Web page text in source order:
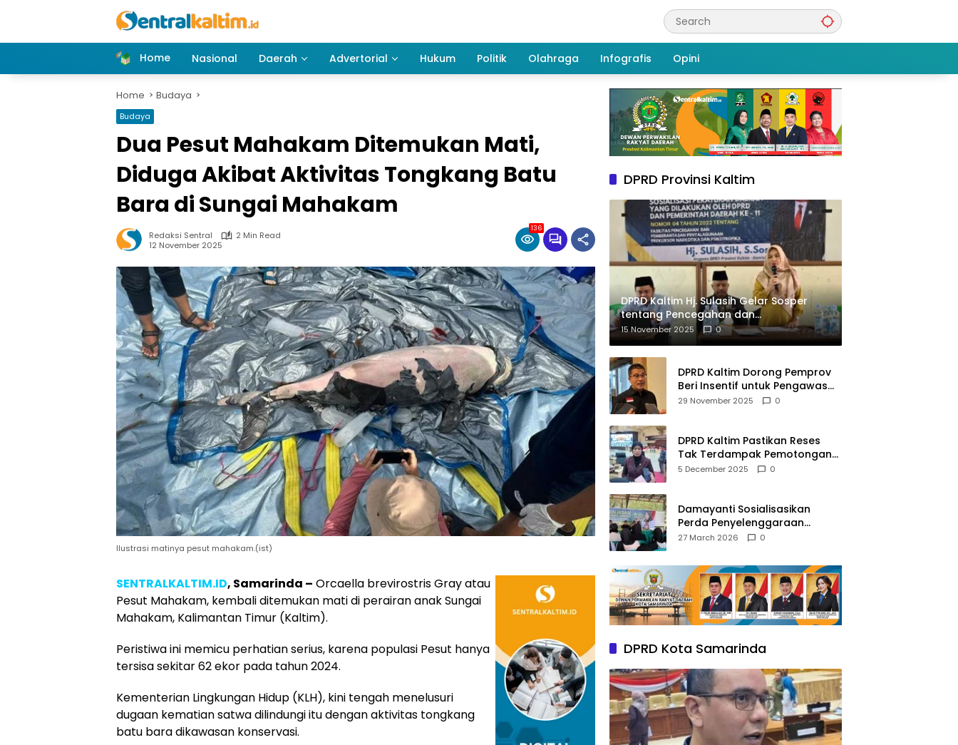
Home
Nasional Daerah Advertorial Hukum Politik Olahraga Infografis Opini
Home Budaya
Budaya
Dua Pesut Mahakam Ditemukan Mati,
Diduga Akibat Aktivitas Tongkang Batu
Bara di Sungai Mahakam
Redaksi Sentral
2 Min Read
12 November 2025
136
Ilustrasi matinya pesut mahakam.(ist)
SENTRALKALTIM.ID, Samarinda – Orcaella brevirostris Gray atau
Pesut Mahakam, kembali ditemukan mati di perairan anak Sungai
Mahakam, Kalimantan Timur (Kaltim).
Peristiwa ini memicu perhatian serius, karena populasi Pesut hanya
tersisa sekitar 62 ekor pada tahun 2024.
Kementerian Lingkungan Hidup (KLH), kini tengah menelusuri
dugaan kematian satwa dilindungi itu dengan aktivitas tongkang
batu bara dikawasan konservasi.
DPRD Provinsi Kaltim
DPRD Kaltim Hj. Sulasih Gelar Sosper
tentang Pencegahan dan
Pemberantasan NAPZA
15 November 2025 0
DPRD Kaltim Dorong Pemprov
Beri Insentif untuk Pengawas
Madrasah dan Pendidikan
29 November 2025 0
DPRD Kaltim Pastikan Reses
Tak Terdampak Pemotongan
Transfer Dana Pusat
5 December 2025 0
Damayanti Sosialisasikan
Perda Penyelenggaraan
Pendidikan Pancasila dan
27 March 2026 0
DPRD Kota Samarinda